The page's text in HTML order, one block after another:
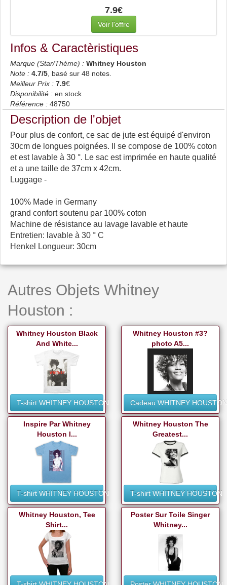
7.9€
Voir l'offre
Infos & Caractèristiques
Marque (Star/Thème) : Whitney Houston
Note : 4.7/5 , basé sur 48 notes.
Meilleur Prix : 7.9€
Disponibilité : en stock
Référence : 48750
Description de l'objet
Pour plus de confort, ce sac de jute est équipé d'environ
30cm de longues poignées. Il se compose de 100% coton
et est lavable à 30 °. Le sac est imprimée en haute qualité
et a une taille de 37cm x 42cm.
Luggage -
100% Made in Germany
grand confort soutenu par 100% coton
Machine de résistance au lavage lavable et haute
Entretien: lavable à 30 ° C
Henkel Longueur: 30cm
Autres Objets Whitney
Houston :
Whitney Houston Black
And White...
T-shirt WHITNEY HOUSTON
Whitney Houston #3?
photo A5...
Cadeau WHITNEY HOUSTON
Inspire Par Whitney
Houston I...
T-shirt WHITNEY HOUSTON
Whitney Houston The
Greatest...
T-shirt WHITNEY HOUSTON
Whitney Houston, Tee
Shirt...
Poster Sur Toile Singer
Whitney...